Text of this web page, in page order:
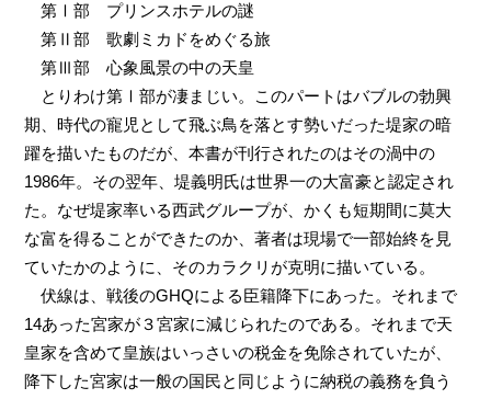
第Ⅰ部 プリンスホテルの謎
第Ⅱ部 歌劇ミカドをめぐる旅
第Ⅲ部 心象風景の中の天皇
とりわけ第Ⅰ部が凄まじい。このパートはバブルの勃興
期、時代の寵児として飛ぶ鳥を落とす勢いだった堤家の暗
躍を描いたものだが、本書が刊行されたのはその渦中の
1986年。その翌年、堤義明氏は世界一の大富豪と認定され
た。なぜ堤家率いる西武グループが、かくも短期間に莫大
な富を得ることができたのか、著者は現場で一部始終を見
ていたかのように、そのカラクリが克明に描いている。
伏線は、戦後のGHQによる臣籍降下にあった。それまで
14あった宮家が３宮家に減じられたのである。それまで天
皇家を含めて皇族はいっさいの税金を免除されていたが、
降下した宮家は一般の国民と同じように納税の義務を負う